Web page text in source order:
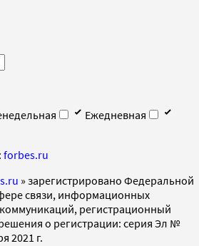
Ежедневная
forbes.ru
» зарегистрировано Федеральной
связи, информационных
регистрационный
о регистрации: серия Эл №
2021 г.